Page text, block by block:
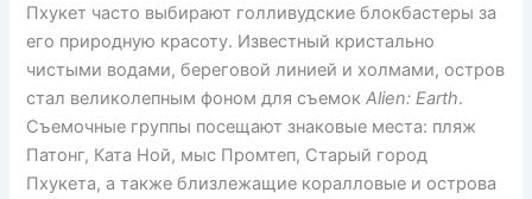
Пхукет часто выбирают голливудские блокбастеры за
его природную красоту. Известный кристально
чистыми водами, береговой линией и холмами, остров
стал великолепным фоном для съемокAlien: Earth.
Съемочные группы посещают знаковые места: пляж
Патонг, Ката Ной, мыс Промтеп, Старый город
Пхукета, а также близлежащие коралловые и острова